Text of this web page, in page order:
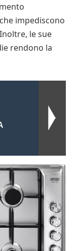
impediscono
le sue
rendono la